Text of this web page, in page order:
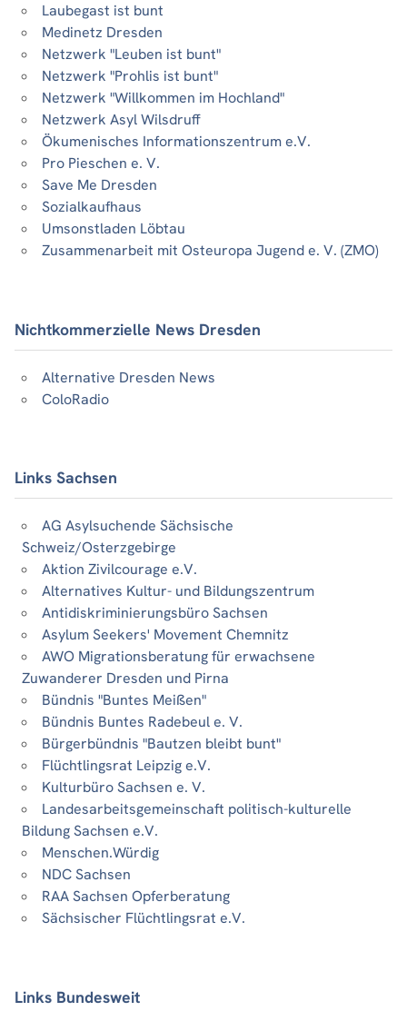
Laubegast ist bunt
Medinetz Dresden
Netzwerk "Leuben ist bunt"
Netzwerk "Prohlis ist bunt"
Netzwerk "Willkommen im Hochland"
Netzwerk Asyl Wilsdruff
Ökumenisches Informationszentrum e.V.
Pro Pieschen e. V.
Save Me Dresden
Sozialkaufhaus
Umsonstladen Löbtau
Zusammenarbeit mit Osteuropa Jugend e. V. (ZMO)
Nichtkommerzielle News Dresden
Alternative Dresden News
ColoRadio
Links Sachsen
AG Asylsuchende Sächsische
Schweiz/Osterzgebirge
Aktion Zivilcourage e.V.
Alternatives Kultur- und Bildungszentrum
Antidiskriminierungsbüro Sachsen
Asylum Seekers' Movement Chemnitz
AWO Migrationsberatung für erwachsene
Zuwanderer Dresden und Pirna
Bündnis "Buntes Meißen"
Bündnis Buntes Radebeul e. V.
Bürgerbündnis "Bautzen bleibt bunt"
Flüchtlingsrat Leipzig e.V.
Kulturbüro Sachsen e. V.
Landesarbeitsgemeinschaft politisch-kulturelle
Bildung Sachsen e.V.
Menschen.Würdig
NDC Sachsen
RAA Sachsen Opferberatung
Sächsischer Flüchtlingsrat e.V.
Links Bundesweit